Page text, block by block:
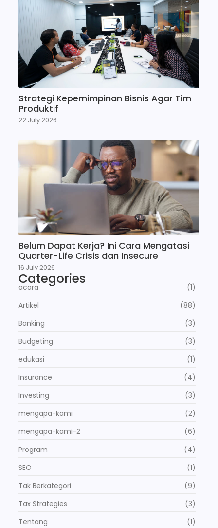
Strategi Kepemimpinan Bisnis Agar Tim
Produktif
22 July 2026
Belum Dapat Kerja? Ini Cara Mengatasi
Quarter-Life Crisis dan Insecure
16 July 2026
Categories
acara
(1)
Artikel
(88)
Banking
(3)
Budgeting
(3)
edukasi
(1)
Insurance
(4)
Investing
(3)
mengapa-kami
(2)
mengapa-kami-2
(6)
Program
(4)
SEO
(1)
Tak Berkategori
(9)
Tax Strategies
(3)
Tentang
(1)